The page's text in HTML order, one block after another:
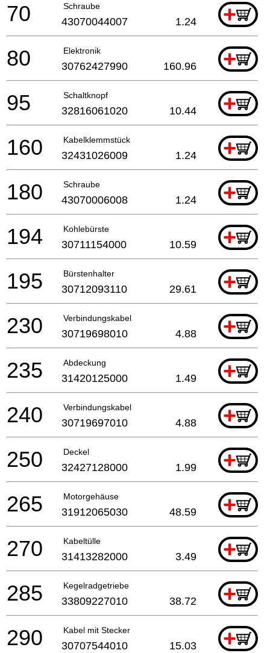
Schraube +
70 43070044007 1.24
Elektronik +
80 30762427990 160.96
Schaltknopf +
95 32816061020 10.44
Kabelklemmstück +
160 32431026009 1.24
Schraube +
180 43070006008 1.24
Kohlebürste +
194 30711154000 10.59
Bürstenhalter +
195 30712093110 29.61
Verbindungskabel +
230 30719698010 4.88
Abdeckung +
235 31420125000 1.49
Verbindungskabel +
240 30719697010 4.88
Deckel +
250 32427128000 1.99
Motorgehäuse +
265 31912065030 48.59
Kabeltülle +
270 31413282000 3.49
Kegelradgetriebe +
285 33809227010 38.72
Kabel mit Stecker +
290 30707544010 15.03